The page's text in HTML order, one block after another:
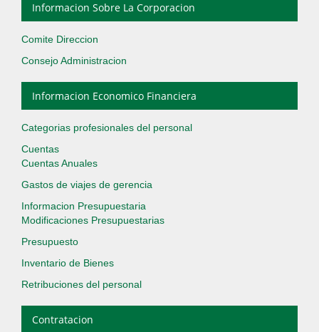
Informacion Sobre La Corporacion
Comite Direccion
Consejo Administracion
Informacion Economico Financiera
Categorias profesionales del personal
Cuentas
Cuentas Anuales
Gastos de viajes de gerencia
Informacion Presupuestaria
Modificaciones Presupuestarias
Presupuesto
Inventario de Bienes
Retribuciones del personal
Contratacion